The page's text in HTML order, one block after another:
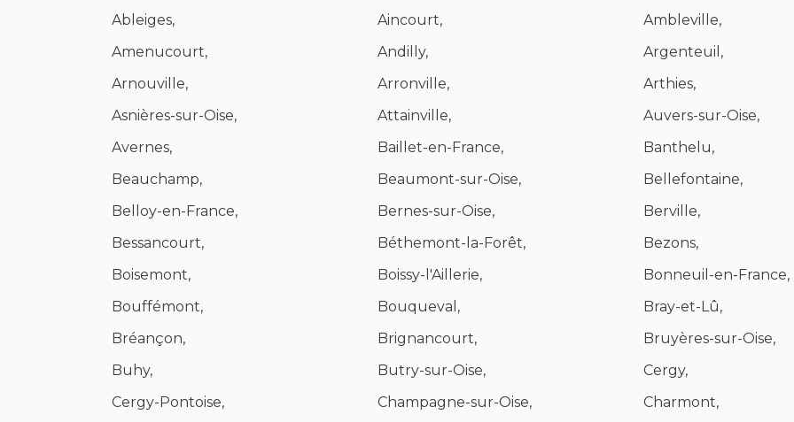
Ableiges, Aincourt,
Ambleville,
Amenucourt,
Andilly,
Argenteuil,
Arnouville,
Arronville,
Arthies,
Asnières-sur-Oise,
Attainville,
Auvers-sur-Oise,
Avernes,
Baillet-en-France,
Banthelu,
Beauchamp,
Beaumont-sur-Oise,
Bellefontaine,
Belloy-en-France,
Bernes-sur-Oise,
Berville,
Bessancourt,
Béthemont-la-Forêt,
Bezons,
Boisemont,
Boissy-l'Aillerie,
Bonneuil-en-France,
Bouffémont,
Bouqueval,
Bray-et-Lû,
Bréançon,
Brignancourt,
Bruyères-sur-Oise,
Buhy,
Butry-sur-Oise,
Cergy,
Cergy-Pontoise,
Champagne-sur-Oise,
Charmont,